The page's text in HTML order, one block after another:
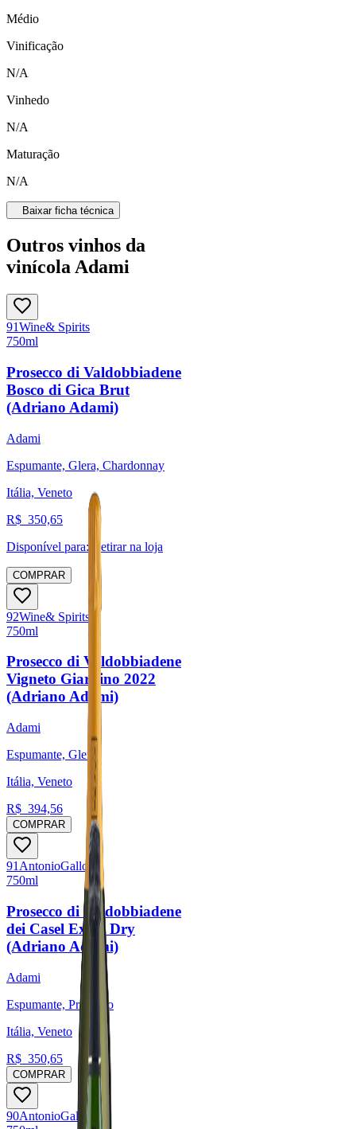
Médio
Vinificação
N/A
Vinhedo
N/A
Maturação
N/A
Baixar ficha técnica
Outros vinhos da
vinícola Adami
91Wine& Spirits
750ml
Prosecco di Valdobbiadene
Bosco di Gica Brut
(Adriano Adami)
Adami
Espumante, Glera, Chardonnay
Itália, Veneto
R$ 350,65
Disponível para:
Retirar na loja
COMPRAR
92Wine& Spirits
750ml
Prosecco di Valdobbiadene
Vigneto Giardino 2022
(Adriano Adami)
Adami
Espumante, Glera
Itália, Veneto
R$ 394,56
COMPRAR
91 AntonioGalloni
750ml
Prosecco di Valdobbiadene
dei Casel Extra Dry
(Adriano Adami)
Adami
Espumante, Prosecco
Itália, Veneto
R$ 350,65
COMPRAR
90AntonioGalloni